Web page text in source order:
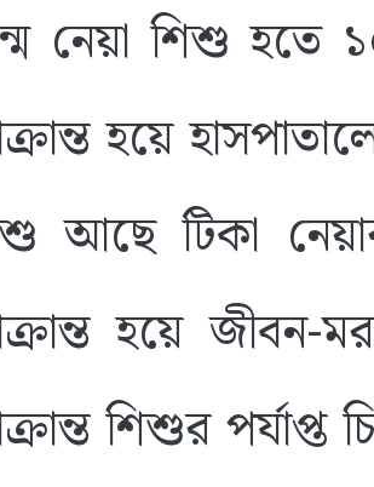
নেয়া শিশু হতে
হয়ে
আছে টিকা
হয়ে জীবন-
শিশুর পর্যাপ্ত